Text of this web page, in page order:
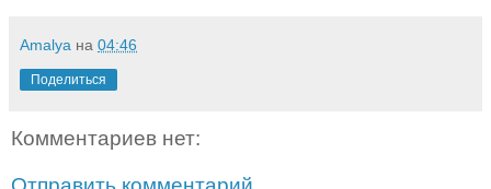
Amalya на 04:46
Поделиться
Комментариев нет: